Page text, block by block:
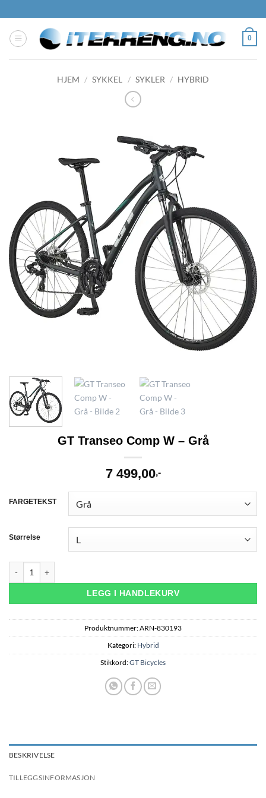
to
content
0
HJEM / SYKKEL / SYKLER / HYBRID
GT Transeo Comp W – Grå
7 499,00,-
FARGETEKST
Størrelse
LEGG I HANDLEKURV
Produktnummer:ARN-830193
Kategori: Hybrid
Stikkord:GT Bicycles
BESKRIVELSE
TILLEGGSINFORMASJON